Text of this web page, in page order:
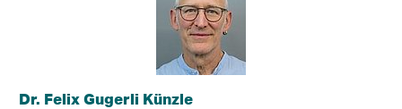
Dr. Felix Gugerli Künzle